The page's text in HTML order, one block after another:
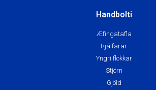
Handbolti
Æfingatafla
Þjálfarar
Yngri flokkar
Stjórn
Gjöld